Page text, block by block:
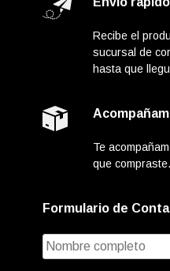
Recibe el
sucursal de
hasta que
Te
que compraste.
Formulario de